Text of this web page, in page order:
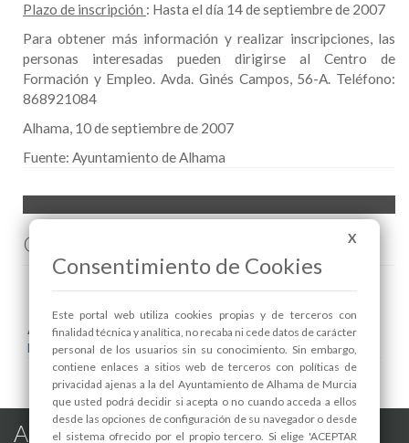
Plazo de inscripción : Hasta el día 14 de septiembre de 2007
Para obtener más información y realizar inscripciones, las
personas interesadas pueden dirigirse al Centro de
Formación y Empleo. Avda. Ginés Campos, 56-A. Teléfono:
868921084
Alhama, 10 de septiembre de 2007
Fuente: Ayuntamiento de Alhama
Comenta esta noticia en Facebook
Areas relacionadas:
Desarrollo Local y Empleo
Alhama de Murcia en las Redes
X
Consentimiento de Cookies
Este portal web utiliza cookies propias y de terceros con
finalidad técnica y analítica, no recaba ni cede datos de carácter
personal de los usuarios sin su conocimiento. Sin embargo,
contiene enlaces a sitios web de terceros con políticas de
privacidad ajenas a la del Ayuntamiento de Alhama de Murcia
que usted podrá decidir si acepta o no cuando acceda a ellos
desde las opciones de configuración de su navegador o desde
el sistema ofrecido por el propio tercero. Si elige 'ACEPTAR